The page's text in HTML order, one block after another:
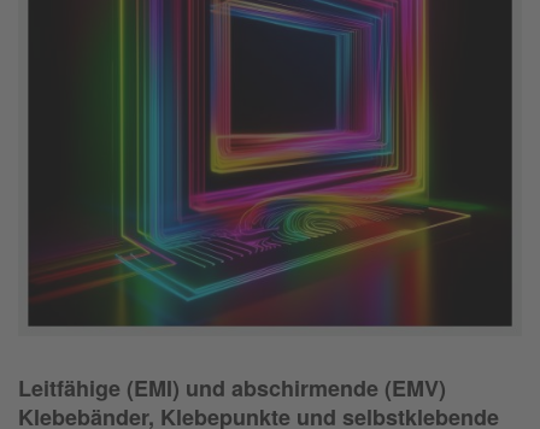
Leitfähige (EMI) und abschirmende (EMV)
Klebebänder, Klebepunkte und selbstklebende